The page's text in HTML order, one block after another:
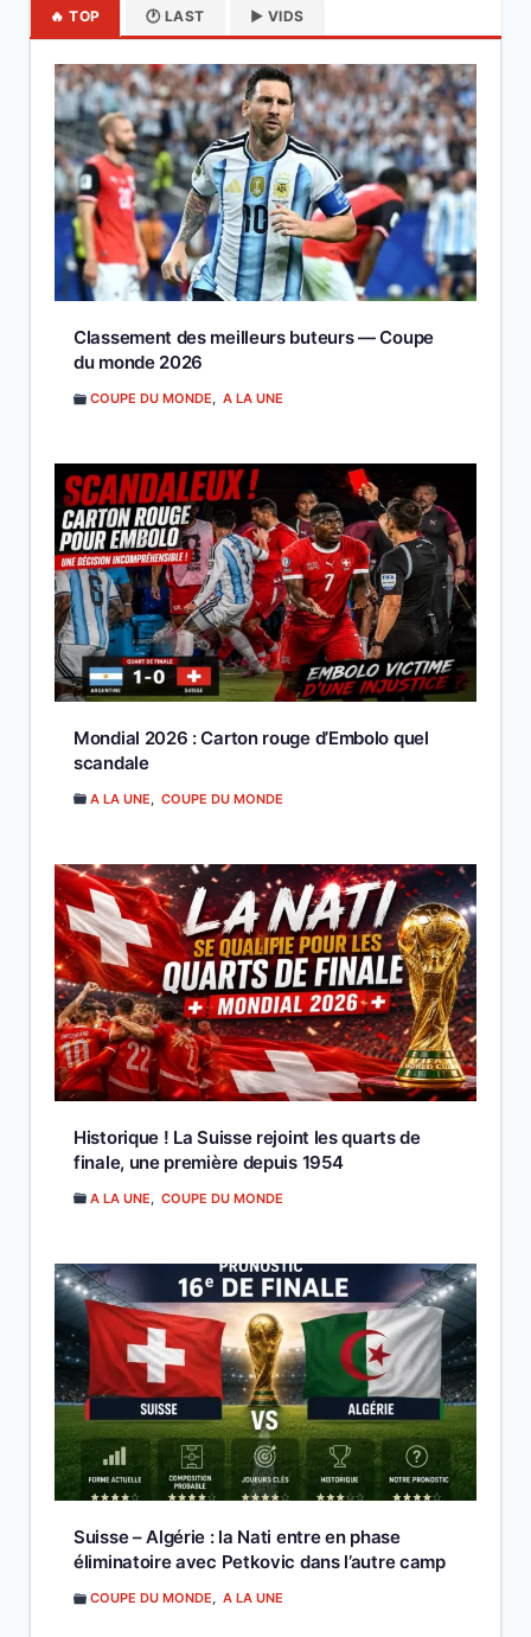
🔥 TOP 🕐 LAST ▶️ VIDS
Classement des meilleurs buteurs — Coupe
du monde 2026
COUPE DU MONDE, A LA UNE
Mondial 2026 : Carton rouge d’Embolo quel
scandale
A LA UNE COUPE DU MONDE
Historique ! La Suisse rejoint les quarts de
finale, une première depuis 1954
A LA UNE, COUPE DU MONDE
Suisse – Algérie : la Nati entre en phase
éliminatoire avec Petkovic dans l’autre camp
COUPE DU MONDE, A LA UNE